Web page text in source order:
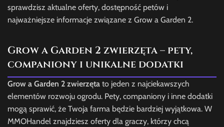
sprawdzisz aktualne oferty, dostępność petów i
najważniejsze informacje związane z Grow a Garden 2.
Grow a Garden 2 zwierzęta – pety,
companiony i unikalne dodatki
Grow a Garden 2 zwierzęta to jeden z najciekawszych
elementów rozwoju ogrodu. Pety, companiony i inne dodatki
mogą sprawić, że Twoja farma będzie bardziej wyjątkowa. W
MMOHandel znajdziesz oferty dla graczy, którzy chcą